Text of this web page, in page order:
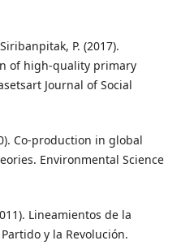
P. (2017).
of high-quality primary
Journal of Social
Co-production in global
Environmental Science
Lineamientos de la
y la Revolución.